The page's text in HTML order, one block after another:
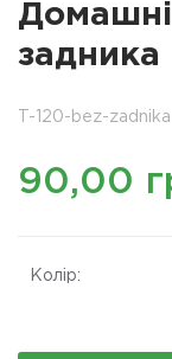
Домашні
задника
T-120-bez-zadnika
90,00
Колір: